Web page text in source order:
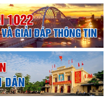
Ban Chỉ đạo thực hiện các
nội bộ giải quyết thủ tục hành
HĐND và UBND xã tuần 1 tháng